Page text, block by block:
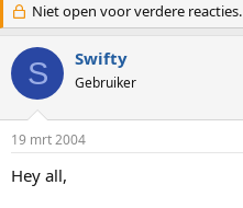
d
e
r
w
e
s
t
a
a
r
t
d
a
m
Niet open voor verdere reacties.
S Swifty
Gebruiker
19 mrt 2004
Hey all,